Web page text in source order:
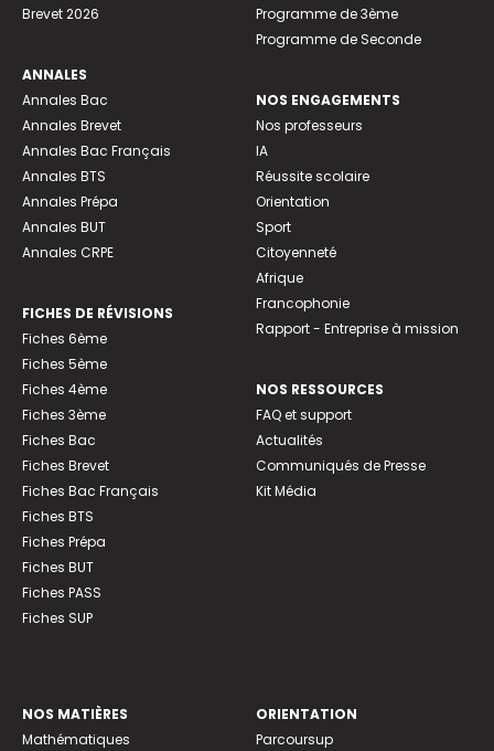
Brevet 2026
ANNALES
Annales Bac
Annales Brevet
Annales Bac Français
Annales BTS
Annales Prépa
Annales BUT
Annales CRPE
FICHES DE RÉVISIONS
Fiches 6ème
Fiches 5ème
Fiches 4ème
Fiches 3ème
Fiches Bac
Fiches Brevet
Fiches Bac Français
Fiches BTS
Fiches Prépa
Fiches BUT
Fiches PASS
Fiches SUP
Programme de 3ème
Programme de Seconde
NOS ENGAGEMENTS
Nos professeurs
IA
Réussite scolaire
Orientation
Sport
Citoyenneté
Afrique
Francophonie
Rapport - Entreprise à mission
NOS RESSOURCES
FAQ et support
Actualités
Communiqués de Presse
Kit Média
NOS MATIÈRES
Mathématiques
ORIENTATION
Parcoursup